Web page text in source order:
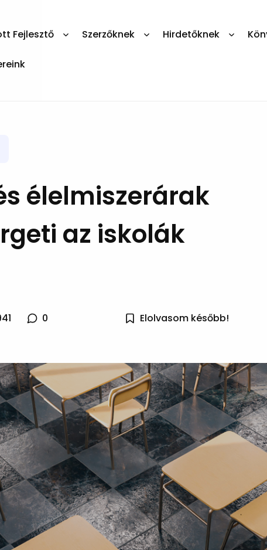
Fejlesztő Szerzőknek Hirdetőknek
élelmiszerárak
az iskolák
0 Elolvasom később!